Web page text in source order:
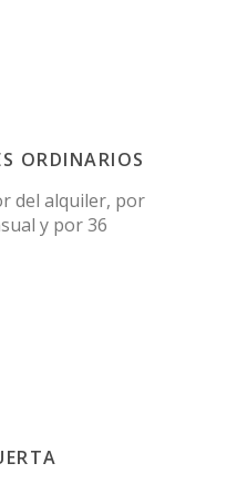
ORDINARIOS
del alquiler, por
y por 36